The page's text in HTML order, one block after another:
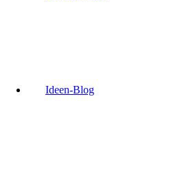
Ideen-Blog